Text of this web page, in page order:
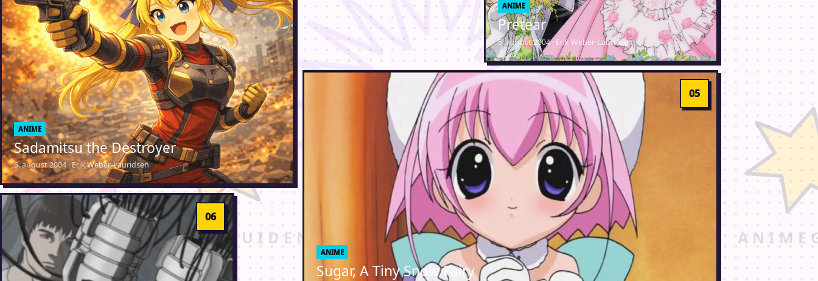
ANIME
Pretear
5. august 2004 · Erik Weber-Lauridsen
ANIME
Sadamitsu the Destroyer
5. august 2004 · Erik Weber-Lauridsen
ANIME
Sugar, A Tiny Snow Fairy